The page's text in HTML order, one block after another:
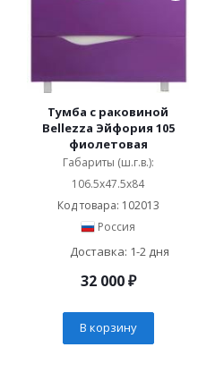
Тумба с раковиной
Bellezza Эйфория 105
фиолетовая
Габариты (ш.г.в.):
106.5x47.5x84
Код товара: 102013
Россия
Доставка: 1-2 дня
32 000₽
В корзину